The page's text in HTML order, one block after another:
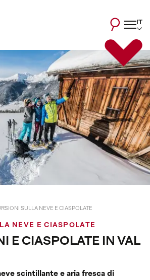
IT
SULLA NEVE E CIASPOLATE
NEVE E CIASPOLATE
E CIASPOLATE IN VAL
scintillante e aria fresca di